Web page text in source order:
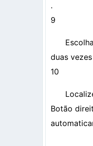
.
9
duas
10
Botão